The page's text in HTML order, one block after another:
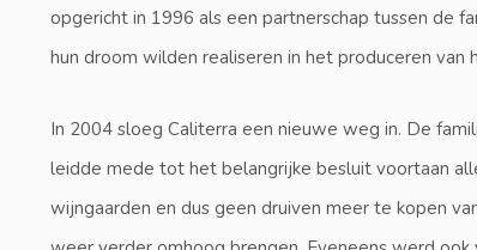
opgericht in 1996 als een partnerschap tussen de
hun droom wilden realiseren in het produceren van
In 2004 sloeg Caliterra een nieuwe weg in. De
leidde mede tot het belangrijke besluit voortaan
wijngaarden en dus geen druiven meer te kopen